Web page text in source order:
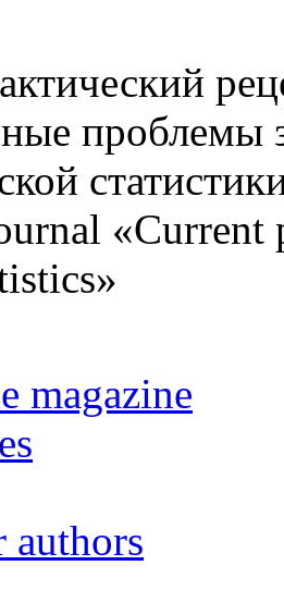
проблемы
«Current
magazine
authors